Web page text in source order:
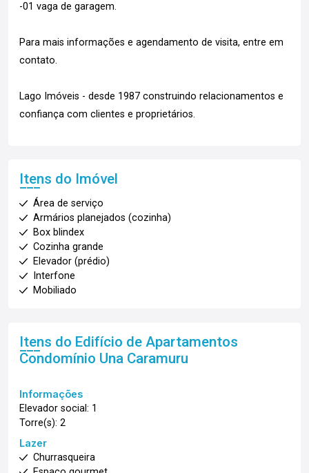
-01 vaga de garagem.
Para mais informações e agendamento de visita, entre em
contato.
Lago Imóveis - desde 1987 construindo relacionamentos e
confiança com clientes e proprietários.
Itens do Imóvel
Área de serviço
Armários planejados (cozinha)
Box blindex
Cozinha grande
Elevador (prédio)
Interfone
Mobiliado
Itens do Edifício de Apartamentos
Condomínio Una Caramuru
Informações
Elevador social: 1
Torre(s): 2
Lazer
Churrasqueira